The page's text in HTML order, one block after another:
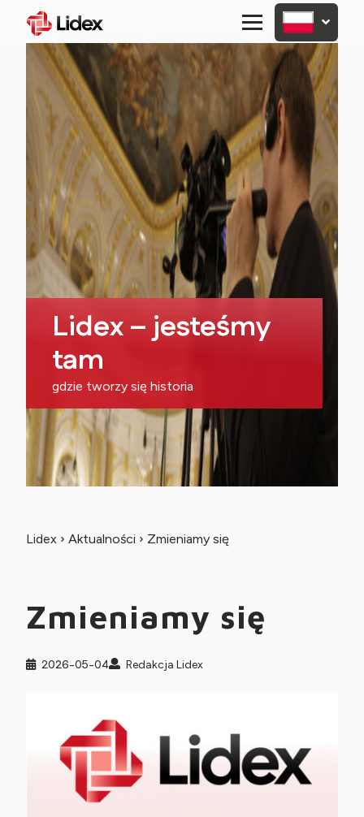
Primary
Menu
Lidex – jesteśmy
tam
gdzie tworzy się historia
Lidex › Aktualności › Zmieniamy się
Zmieniamy się
2026-05-04 Redakcja Lidex